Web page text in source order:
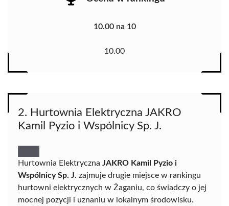
10.00 na 10
10.00
2. Hurtownia Elektryczna JAKRO
Kamil Pyzio i Wspólnicy Sp. J.
Hurtownia Elektryczna JAKRO Kamil Pyzio i
Wspólnicy Sp. J. zajmuje drugie miejsce w rankingu
hurtowni elektrycznych w Żaganiu, co świadczy o jej
mocnej pozycji i uznaniu w lokalnym środowisku.